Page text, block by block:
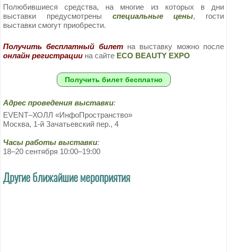
Полюбившиеся средства, на многие из которых в дни
выставки предусмотрены специальные цены, гости
выставки смогут приобрести.
Получить бесплатный билет на выставку можно после
онлайн регистрации на сайте ECO BEAUTY EXPO
Получить билет бесплатно
Адрес проведения выставки:
EVENT–ХОЛЛ «ИнфоПространство»
Москва, 1-й Зачатьевский пер., 4
Часы работы выставки:
18–20 сентября 10:00–19:00
Другие ближайшие мероприятия